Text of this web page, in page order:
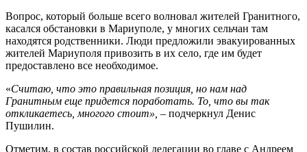
Вопрос, который больше всего волновал жителей Гранитного,
касался обстановки в Мариуполе, у многих сельчан там
находятся родственники. Люди предложили эвакуированных
жителей Мариуполя привозить в их село, где им будет
предоставлено все необходимое.
«Считаю, что это правильная позиция, но нам над
Гранитным еще придется поработать. То, что вы так
откликаетесь, многого стоит», – подчеркнул Денис
Пушилин.
Отметим, в состав российской делегации во главе с Андреем